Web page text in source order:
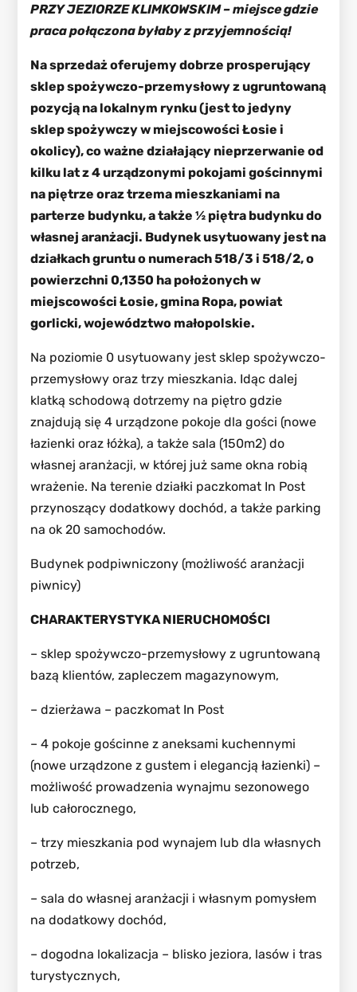
PRZY JEZIORZE KLIMKOWSKIM – miejsce gdzie
praca połączona byłaby z przyjemnością!
Na sprzedaż oferujemy dobrze prosperujący
sklep spożywczo-przemysłowy z ugruntowaną
pozycją na lokalnym rynku (jest to jedyny
sklep spożywczy w miejscowości Łosie i
okolicy), co ważne działający nieprzerwanie od
kilku lat z 4 urządzonymi pokojami gościnnymi
na piętrze oraz trzema mieszkaniami na
parterze budynku, a także ½ piętra budynku do
własnej aranżacji. Budynek usytuowany jest na
działkach gruntu o numerach 518/3 i 518/2, o
powierzchni 0,1350 ha położonych w
miejscowości Łosie, gmina Ropa, powiat
gorlicki, województwo małopolskie.
Na poziomie 0 usytuowany jest sklep spożywczo-
przemysłowy oraz trzy mieszkania. Idąc dalej
klatką schodową dotrzemy na piętro gdzie
znajdują się 4 urządzone pokoje dla gości (nowe
łazienki oraz łóżka), a także sala (150m2) do
własnej aranżacji, w której już same okna robią
wrażenie. Na terenie działki paczkomat In Post
przynoszący dodatkowy dochód, a także parking
na ok 20 samochodów.
Budynek podpiwniczony (możliwość aranżacji
piwnicy)
CHARAKTERYSTYKA NIERUCHOMOŚCI
– sklep spożywczo-przemysłowy z ugruntowaną
bazą klientów, zapleczem magazynowym,
– dzierżawa – paczkomat In Post
– 4 pokoje gościnne z aneksami kuchennymi
(nowe urządzone z gustem i elegancją łazienki) –
możliwość prowadzenia wynajmu sezonowego
lub całorocznego,
– trzy mieszkania pod wynajem lub dla własnych
potrzeb,
– sala do własnej aranżacji i własnym pomysłem
na dodatkowy dochód,
– dogodna lokalizacja – blisko jeziora, lasów i tras
turystycznych,